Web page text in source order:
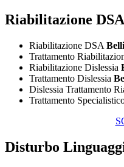
Riabilitazione DSA
Riabilitazione DSA
Trattamento
Riabilitazione Dislessia
Trattamento Dislessia
Dislessia Trattamento
Trattamento
Disturbo